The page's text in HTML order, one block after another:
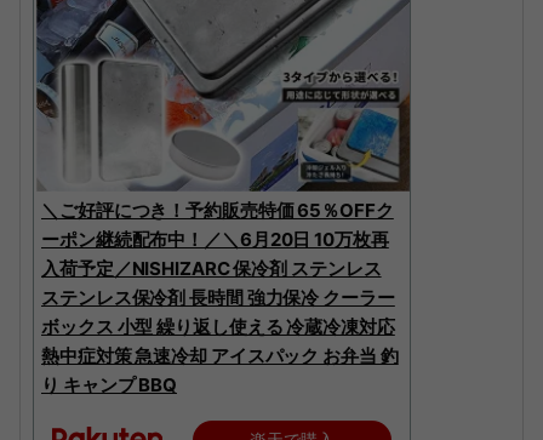
＼ご好評につき！予約販売特価 65％OFFク
ーポン継続配布中！／＼6月20日 10万枚再
入荷予定／NISHIZARC 保冷剤 ステンレス
ステンレス保冷剤 長時間 強力保冷 クーラー
ボックス 小型 繰り返し使える 冷蔵冷凍対応
熱中症対策 急速冷却 アイスパック お弁当 釣
り キャンプ BBQ